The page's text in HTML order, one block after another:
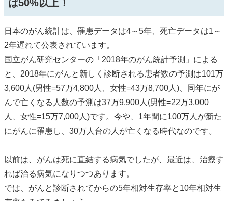
は50%以上！
日本のがん統計は、罹患データは4～5年、死亡データは1～
2年遅れて公表されています。
国立がん研究センターの「2018年のがん統計予測」による
と、2018年にがんと新しく診断される患者数の予測は101万
3,600人(男性=57万4,800人、女性=43万8,700人)、同年にが
んで亡くなる人数の予測は37万9,900人(男性=22万3,000
人、女性=15万7,000人)です。今や、1年間に100万人が新た
にがんに罹患し、30万人台の人が亡くなる時代なのです。
以前は、がんは死に直結する病気でしたが、最近は、治療す
れば治る病気になりつつあります。
では、がんと診断されてからの5年相対生存率と10年相対生